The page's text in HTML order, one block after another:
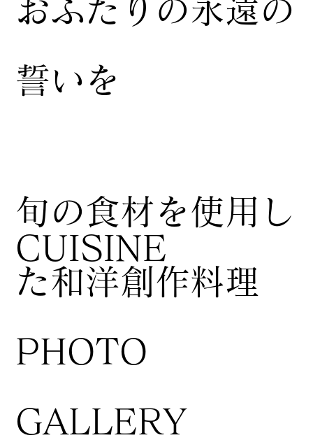
CUISINE
​旬の食材を使用し
た和洋創作料理
​PHOTO
GALLERY
おふたりの永遠の
誓いを